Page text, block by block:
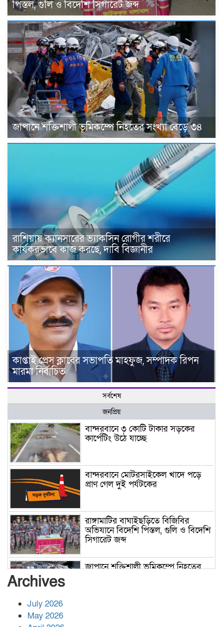
পিস্তল, গুলি ও বিদেশি সিগারেট জব্দ
জাপানে শক্তিশালী ভূমিকম্পে নিহতের সংখ্যা বেড়ে ৩৪
রাশিয়ায় ক্যানসারের ভ্যাকসিন রোগীর শরীরে
কার্যকরভাবে কাজ করছে, দাবি বিজ্ঞানীর
কাপ্তাই প্রেস ক্লাবের সভাপতি মাহফুজ, সম্পাদক রিপন
মারমা নির্বাচিত
সর্বশেষ
জনপ্রিয়
বান্দরবানে ৩ কোটি টাকার সড়কের
কার্পেটিং উঠে যাচ্ছে
বান্দরবানে মোটরসাইকেল খাদে পড়ে
প্রাণ গেল দুই পর্যটকের
রাঙ্গামাটির বাঘাইছড়িতে বিজিবির
অভিযানে বিদেশি পিস্তল, গুলি ও বিদেশি
সিগারেট জব্দ
জাপানে শক্তিশালী ভূমিকম্পে নিহতের
Archives
July 2026
May 2026